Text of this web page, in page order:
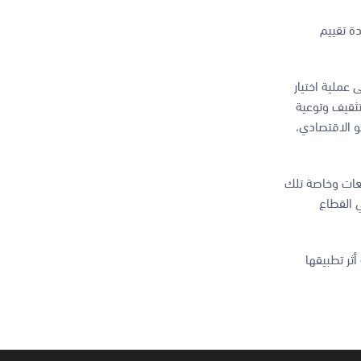
تقييم
٢٠٣٣، بحيث يكون هناك تركيز على عملية اختيار
وتوعية
الاقتصادي،
وخاصة تلك
القطاع
تطبيقها